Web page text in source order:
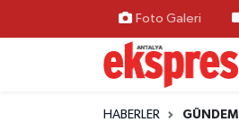
Foto Galeri
HABERLER GÜNDEM
ÖZEL HABER
GÜNDEM
Nöbetçi Eczaneler
Hava Durumu